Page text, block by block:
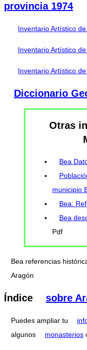
provincia 1974
Inventario Artístico de
Inventario Artístico de
Inventario Artístico de
Diccionario
Otras
Bea
municipio
Bea:
Bea
Pdf
Bea referencias
Aragón
Índice sobre
Puedes ampliar tu
algunos
monasterios